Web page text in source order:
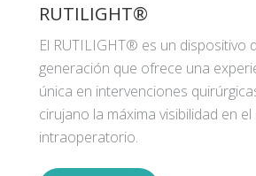
RUTILIGHT®
El RUTILIGHT® es un dispositivo
generación que ofrece una
única en intervenciones
cirujano la máxima visibilidad en
intraoperatorio.